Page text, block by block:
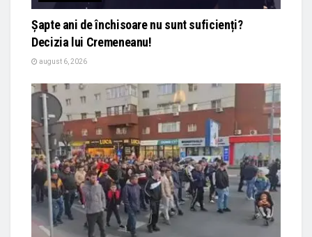
Șapte ani de închisoare nu sunt suficienți?
Decizia lui Cremeneanu!
august 6, 2026